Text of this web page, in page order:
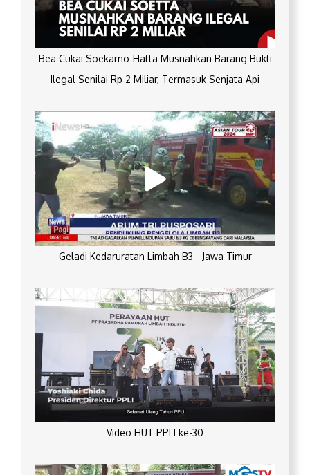
Bea Cukai Soekarno-Hatta Musnahkan Barang Bukti
Ilegal Senilai Rp 2 Miliar, Termasuk Senjata Api
Geladi Kedaruratan Limbah B3 - Jawa Timur
Video HUT PPLI ke-30